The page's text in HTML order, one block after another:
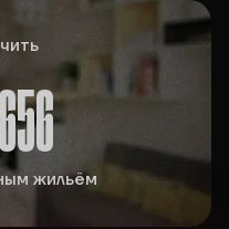
жильём